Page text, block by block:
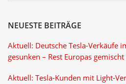
NEUESTE BEITRÄGE
Aktuell: Deutsche Tesla-Verkäufe
gesunken – Rest Europas gemischt
Aktuell: Tesla-Kunden mit Light-